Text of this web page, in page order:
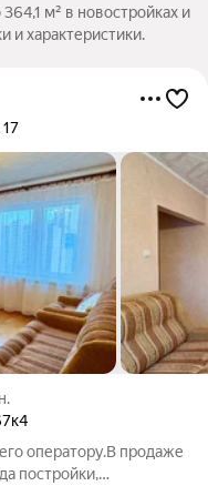
м² в новостройках и
и характеристики.
17
оператору.В продаже
постройки,